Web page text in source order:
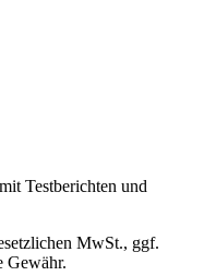
Testberichten und
MwSt., ggf.
Gewähr.